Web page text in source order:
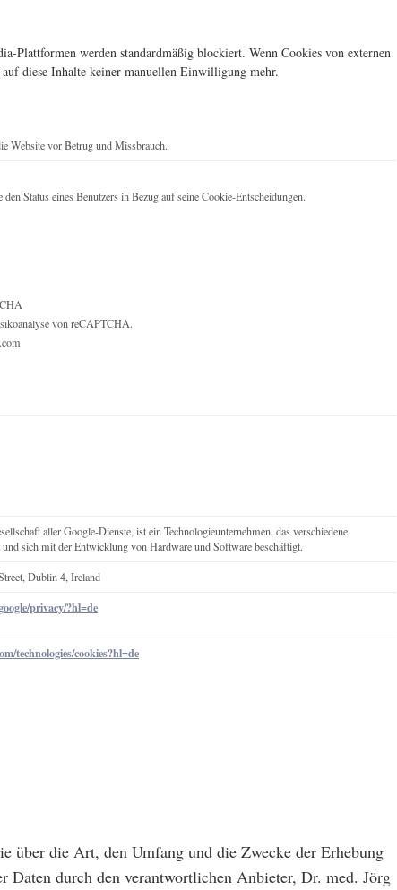
Plattformen werden standardmäßig blockiert. Wenn Cookies von externen
diese Inhalte keiner manuellen Einwilligung mehr.
Website vor Betrug und Missbrauch.
den Status eines Benutzers in Bezug auf seine Cookie-Entscheidungen.
von reCAPTCHA.
aller Google-Dienste, ist ein Technologieunternehmen, das verschiedene
und sich mit der Entwicklung von Hardware und Software beschäftigt.
Dublin 4, Ireland
privacy/?hl=de
technologies/cookies?hl=de
über die Art, den Umfang und die Zwecke der Erhebung
Daten durch den verantwortlichen Anbieter, Dr. med. Jörg